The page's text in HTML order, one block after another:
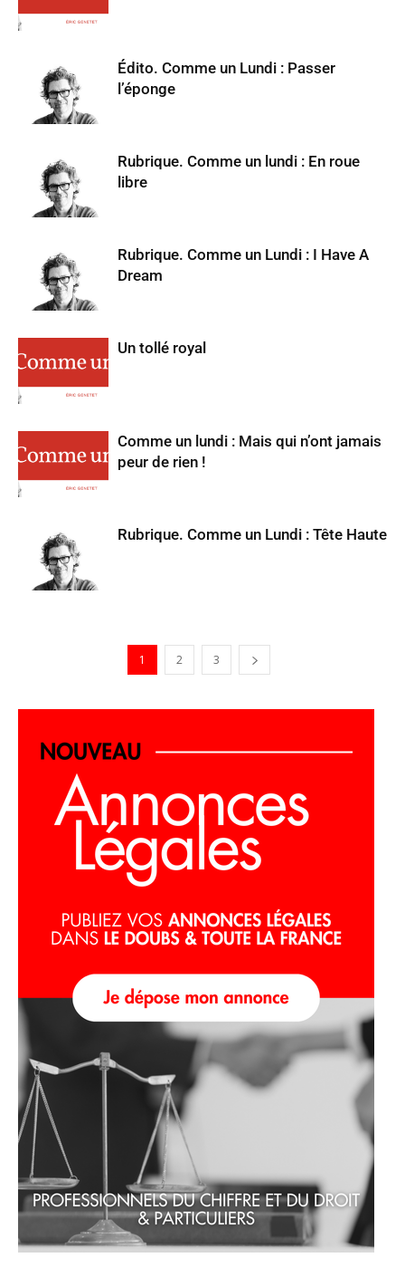
Édito. Comme un Lundi : Passer
l’éponge
Rubrique. Comme un lundi : En roue
libre
Rubrique. Comme un Lundi : I Have A
Dream
Un tollé royal
Comme un lundi : Mais qui n’ont jamais
peur de rien !
Rubrique. Comme un Lundi : Tête Haute
1 2 3